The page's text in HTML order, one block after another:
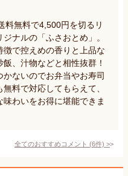
料無料で4,500円を切るリ
ナルの「ふさおとめ」。
で控えめの香りと上品な
、汁物などと相性抜群！
ないのでお弁当やお寿司
料で対応してもらえて、
わいをお得に堪能できま
全てのおすすめコメント (6件) >